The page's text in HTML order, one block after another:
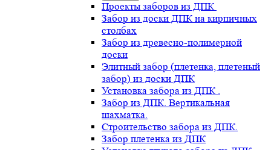
Проекты заборов из ДПК
Забор из доски ДПК на кирпичных
столбах
Забор из древесно-полимерной
доски
Элитный забор (плетенка, плетеный
забор) из доски ДПК
Установка забора из ДПК .
Забор из ДПК. Вертикальная
шахматка.
Строительство забора из ДПК.
Забор плетенка из ДПК